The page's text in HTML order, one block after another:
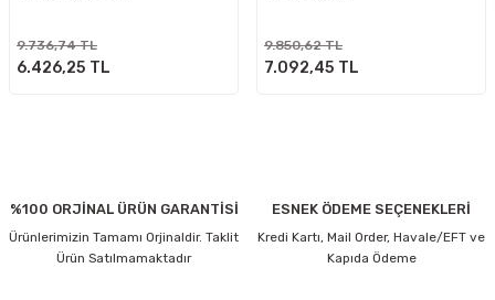
9.736,74 TL
6.426,25 TL
9.850,62 TL
7.092,45 TL
%100 ORJİNAL ÜRÜN GARANTİSİ
Ürünlerimizin Tamamı Orjinaldir. Taklit
Ürün Satılmamaktadır
ESNEK ÖDEME SEÇENEKLERİ
Kredi Kartı, Mail Order, Havale/EFT ve
Kapıda Ödeme